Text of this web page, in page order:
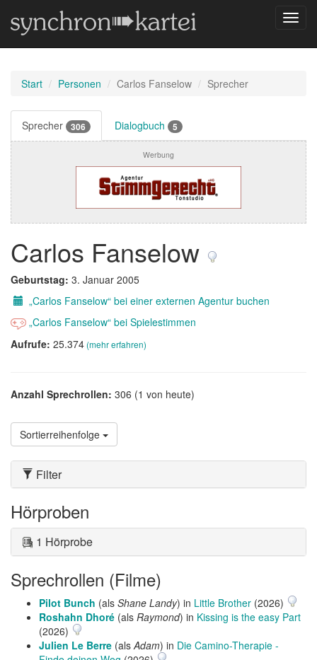
Start Personen Carlos Fanselow Sprecher
Sprecher 306 Dialogbuch 5
Werbung
Carlos Fanselow
Geburtstag: 3. Januar 2005
„Carlos Fanselow“ bei einer externen Agentur buchen
„Carlos Fanselow“ bei Spielestimmen
Aufrufe: 25.374(mehr erfahren)
Anzahl Sprechrollen: 306 (1 von heute)
Sortierreihenfolge
Filter
Hörproben
1 Hörprobe
Sprechrollen (Filme)
Pilot Bunch (als Shane Landy) in Little Brother (2026)
Roshahn Dhoré (als Raymond) in Kissing is the easy Part
(2026)
Julien Le Berre (alsAdam) in Die Camino-Therapie -